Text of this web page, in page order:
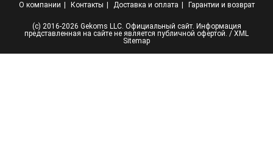
О компании Контакты Доставка и оплата Гарантии и возврат
(с) 2016-2026 Gekoms LLC. Официальный сайт. Информация
представленная на сайте не является публичной офертой. / XML
Sitemap